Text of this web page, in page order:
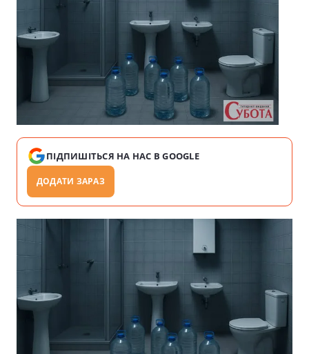
ПІДПИШІТЬСЯ НА НАС В GOOGLE
ДОДАТИ ЗАРАЗ